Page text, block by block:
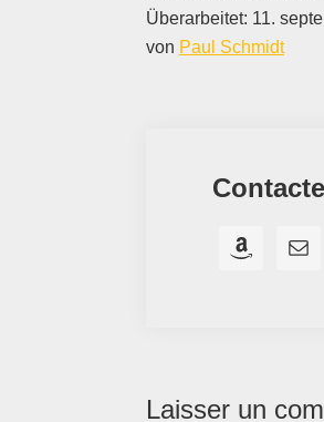
Überarbeitet: 11.
von Paul Schmidt
Interactions
Laisser un